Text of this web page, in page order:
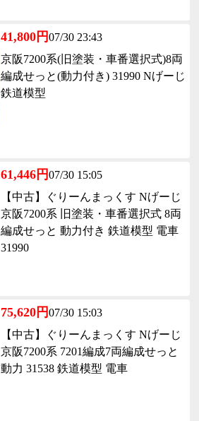
41,800円07/30 23:43
京阪7200系(旧塗装・車番選択式)8両
編成せっと(動力付き) 31990 Nげーじ
鉄道模型
61,446円07/30 15:05
【中古】ぐりーんまっくす Nげーじ
京阪7200系 旧塗装・車番選択式 8両
編成せっと 動力付き 鉄道模型 電車
31990
75,620円07/30 15:03
【中古】ぐりーんまっくす Nげーじ
京阪7200系 7201編成7両編成せっと
動力 31538 鉄道模型 電車